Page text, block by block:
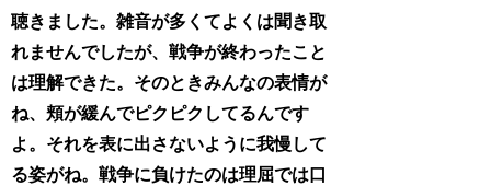
聴きました。雑音が多くてよくは聞き取
れませんでしたが、戦争が終わったこと
は理解できた。そのときみんなの表情が
ね、頬が緩んでピクピクしてるんです
よ。それを表に出さないように我慢して
る姿がね。戦争に負けたのは理屈では口